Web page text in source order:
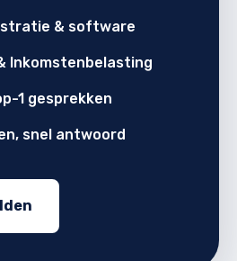
& software
Inkomstenbelasting
1 gesprekken
snel antwoord